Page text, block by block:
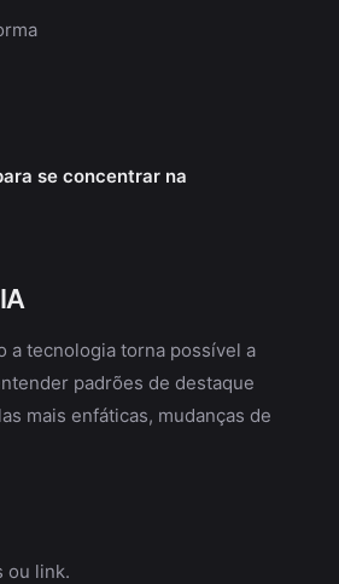
se concentrar na
a tecnologia torna possível a
padrões de destaque
mais enfáticas, mudanças de
ou link.